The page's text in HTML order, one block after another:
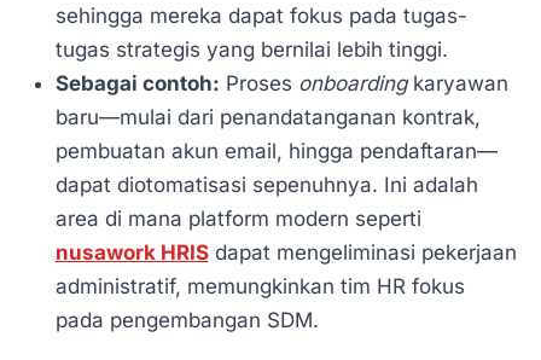
sehingga mereka dapat fokus pada tugas-
tugas strategis yang bernilai lebih tinggi.
Sebagai contoh: Proses onboardingkaryawan
baru—mulai dari penandatanganan kontrak,
pembuatan akun email, hingga pendaftaran—
dapat diotomatisasi sepenuhnya. Ini adalah
area di mana platform modern seperti
nusawork HRISdapat mengeliminasi pekerjaan
administratif, memungkinkan tim HR fokus
pada pengembangan SDM.